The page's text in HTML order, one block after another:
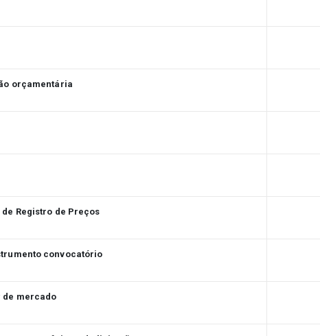
orçamentária
Registro de Preços
convocatório
de mercado